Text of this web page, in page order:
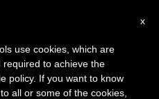
×
haremos la pausa
el periodo de verano
x
use cookies, which are
required to achieve the
policy. If you want to know
all or some of the cookies,